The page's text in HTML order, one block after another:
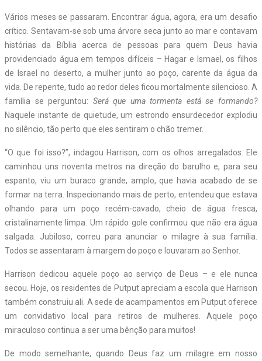
Vários meses se passaram. Encontrar água, agora, era um desafio
crítico. Sentavam-se sob uma árvore seca junto ao mar e contavam
histórias da Bíblia acerca de pessoas para quem Deus havia
providenciado água em tempos difíceis – Hagar e Ismael, os filhos
de Israel no deserto, a mulher junto ao poço, carente da água da
vida. De repente, tudo ao redor deles ficou mortalmente silencioso. A
família se perguntou: Será que uma tormenta está se formando?
Naquele instante de quietude, um estrondo ensurdecedor explodiu
no silêncio, tão perto que eles sentiram o chão tremer.
“O que foi isso?”, indagou Harrison, com os olhos arregalados. Ele
caminhou uns noventa metros na direção do barulho e, para seu
espanto, viu um buraco grande, amplo, que havia acabado de se
formar na terra. Inspecionando mais de perto, entendeu que estava
olhando para um poço recém-cavado, cheio de água fresca,
cristalinamente limpa. Um rápido gole confirmou que não era água
salgada. Jubiloso, correu para anunciar o milagre à sua família.
Todos se assentaram à margem do poço e louvaram ao Senhor.
Harrison dedicou aquele poço ao serviço de Deus – e ele nunca
secou. Hoje, os residentes de Putput apreciam a escola que Harrison
também construiu ali. A sede de acampamentos em Putput oferece
um convidativo local para retiros de mulheres. Aquele poço
miraculoso continua a ser uma bênção para muitos!
De modo semelhante, quando Deus faz um milagre em nosso